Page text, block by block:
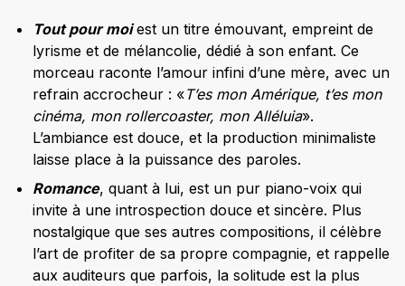
Tout pour moiest un titre émouvant, empreint de
lyrisme et de mélancolie, dédié à son enfant. Ce
morceau raconte l’amour infini d’une mère, avec un
refrain accrocheur : «T’es mon Amérique, t’es mon
cinéma, mon rollercoaster, mon Alléluia».
L’ambiance est douce, et la production minimaliste
laisse place à la puissance des paroles.
Romance, quant à lui, est un pur piano-voix qui
invite à une introspection douce et sincère. Plus
nostalgique que ses autres compositions, il célèbre
l’art de profiter de sa propre compagnie, et rappelle
aux auditeurs que parfois, la solitude est la plus